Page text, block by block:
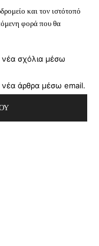
και τον ιστότοπό
φορά που θα
νέα σχόλια μέσω
νέα άρθρα μέσω email.